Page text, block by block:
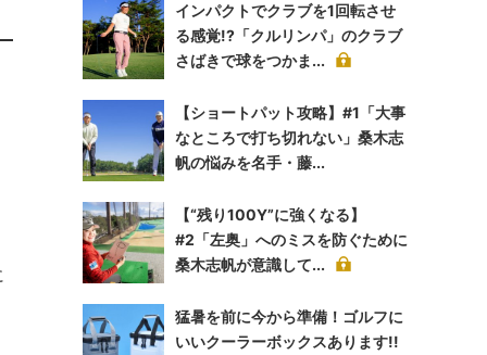
インパクトでクラブを1回転させ
る感覚!?「クルリンパ」のクラブ
さばきで球をつかま...
【ショートパット攻略】#1「大事
なところで打ち切れない」桑木志
帆の悩みを名手・藤...
【“残り100Y”に強くなる】
#2「左奥」へのミスを防ぐために
桑木志帆が意識して...
猛暑を前に今から準備！ゴルフに
いいクーラーボックスあります!!